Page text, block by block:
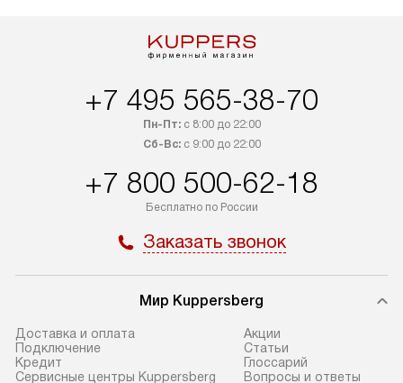
+7 495 565-38-70
Пн-Пт:с 8:00 до 22:00
Сб-Вс:с 9:00 до 22:00
+7 800 500-62-18
Бесплатно по России
Заказать звонок
Мир Kuppersberg
Доставка и оплата
Подключение
Кредит
Сервисные центры Kuppersberg
Акции
Cтатьи
Глоссарий
Вопросы и ответы